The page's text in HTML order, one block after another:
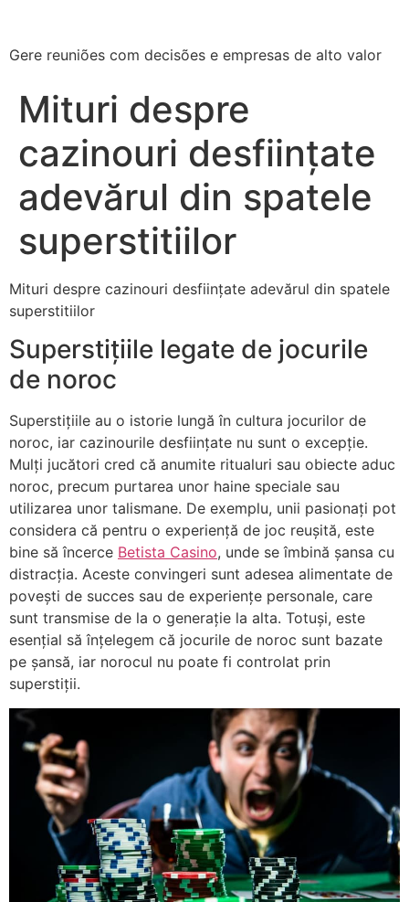
Gere reuniões com decisões e empresas de alto valor
Mituri despre
cazinouri desființate
adevărul din spatele
superstitiilor
Mituri despre cazinouri desființate adevărul din spatele
superstitiilor
Superstițiile legate de jocurile
de noroc
Superstițiile au o istorie lungă în cultura jocurilor de
noroc, iar cazinourile desființate nu sunt o excepție.
Mulți jucători cred că anumite ritualuri sau obiecte aduc
noroc, precum purtarea unor haine speciale sau
utilizarea unor talismane. De exemplu, unii pasionați pot
considera că pentru o experiență de joc reușită, este
bine să încerce Betista Casino, unde se îmbină șansa cu
distracția. Aceste convingeri sunt adesea alimentate de
povești de succes sau de experiențe personale, care
sunt transmise de la o generație la alta. Totuși, este
esențial să înțelegem că jocurile de noroc sunt bazate
pe șansă, iar norocul nu poate fi controlat prin
superstiții.